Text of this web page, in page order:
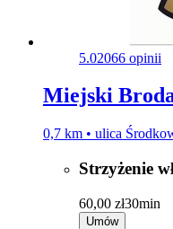
5.02066 opinii
Miejski
0,7 km • ulica
Strzyżenie
60,00 zł30min
Umów